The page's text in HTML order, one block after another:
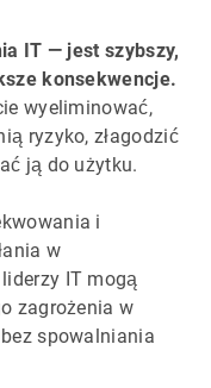
IT — jest szybszy,
konsekwencje.
wyeliminować,
ryzyko, złagodzić
ją do użytku.
i
w
IT mogą
zagrożenia w
spowalniania